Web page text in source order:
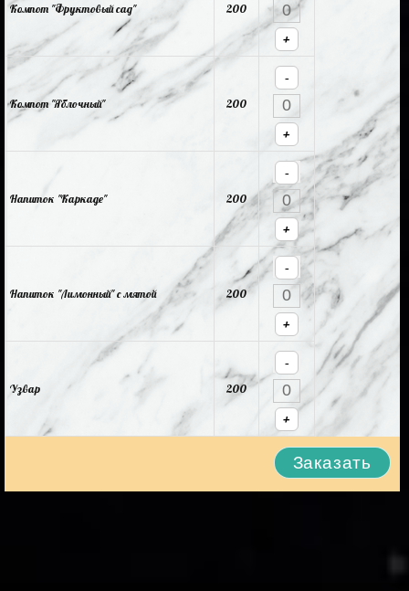
Компот "Фруктовый сад" 200
+
Компот "Яблочный" 200
-
+
Напиток "Каркаде" 200
-
+
Напиток "Лимонный" с мятой 200
-
+
Узвар 200
-
+
Заказать